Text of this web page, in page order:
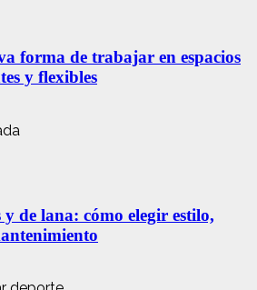
forma de trabajar en espacios
y flexibles
de lana: cómo elegir estilo,